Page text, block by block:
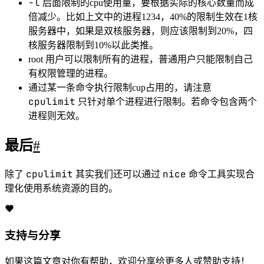
-l 后面限制的cpu使用量，要根据实际的核心数量而成
倍减少。比如上文中的进程1234，40%的限制生效在1核
服务器中，如果是双核服务器，则应该限制到20%，四
核服务器限制到10%以此类推。
root 用户可以限制所有的进程，普通用户只能限制自己
有权限管理的进程。
通过某一条命令执行限制cup占用的，请注意
cpulimit 只针对单个进程进行限制。若命令包含两个
进程则无效。
最后#
除了 cpulimit 其实我们还可以通过 nice 命令工具实现合
理化使用系统资源的目的。
支持与分享
如果这篇文章对你有帮助，欢迎分享给更多人或赞助支持！